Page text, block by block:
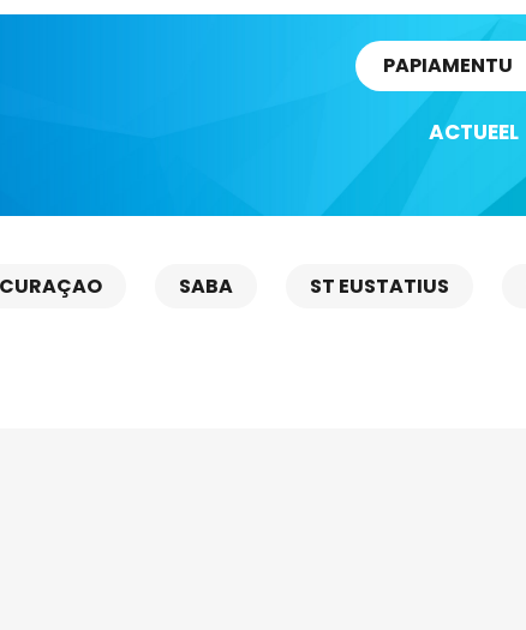
PAPIAMENTU
ACTUEEL
CURAÇAO SABA ST EUSTATIUS